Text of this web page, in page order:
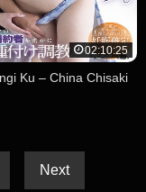
02:10:25
Ku – China Chisaki
Next